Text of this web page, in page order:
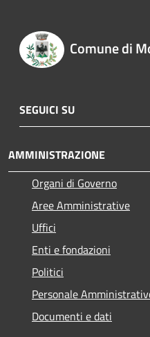
Comune di
SEGUICI SU
AMMINISTRAZIONE
Organi di Governo
Aree Amministrative
Uffici
Enti e fondazioni
Politici
Personale
Documenti e dati